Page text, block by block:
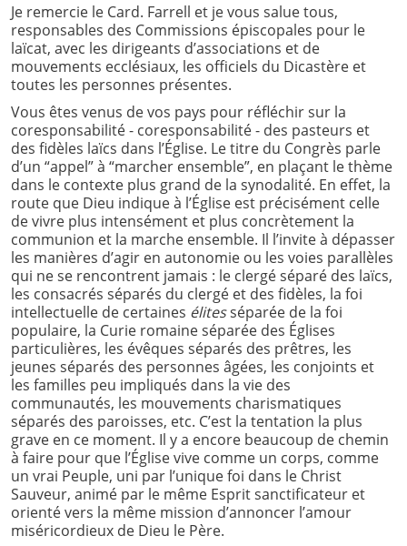
Je remercie le Card. Farrell et je vous salue tous,
responsables des Commissions épiscopales pour le
laïcat, avec les dirigeants d’associations et de
mouvements ecclésiaux, les officiels du Dicastère et
toutes les personnes présentes.
Vous êtes venus de vos pays pour réfléchir sur la
coresponsabilité - coresponsabilité - des pasteurs et
des fidèles laïcs dans l’Église. Le titre du Congrès parle
d’un “appel” à “marcher ensemble”, en plaçant le thème
dans le contexte plus grand de la synodalité. En effet, la
route que Dieu indique à l’Église est précisément celle
de vivre plus intensément et plus concrètement la
communion et la marche ensemble. Il l’invite à dépasser
les manières d’agir en autonomie ou les voies parallèles
qui ne se rencontrent jamais : le clergé séparé des laïcs,
les consacrés séparés du clergé et des fidèles, la foi
intellectuelle de certaines élitesséparée de la foi
populaire, la Curie romaine séparée des Églises
particulières, les évêques séparés des prêtres, les
jeunes séparés des personnes âgées, les conjoints et
les familles peu impliqués dans la vie des
communautés, les mouvements charismatiques
séparés des paroisses, etc. C’est la tentation la plus
grave en ce moment. Il y a encore beaucoup de chemin
à faire pour que l’Église vive comme un corps, comme
un vrai Peuple, uni par l’unique foi dans le Christ
Sauveur, animé par le même Esprit sanctificateur et
orienté vers la même mission d’annoncer l’amour
miséricordieux de Dieu le Père.